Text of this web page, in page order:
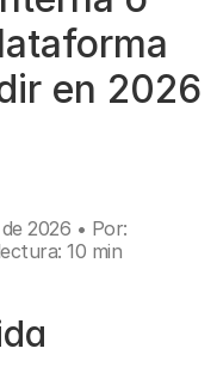
en 2026
2026 • Por:
10 min